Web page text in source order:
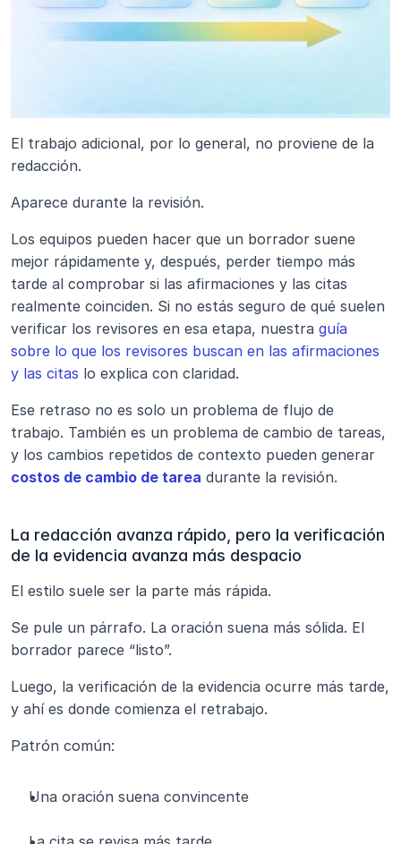
El trabajo adicional, por lo general, no proviene de la
redacción.
Aparece durante la revisión.
Los equipos pueden hacer que un borrador suene
mejor rápidamente y, después, perder tiempo más
tarde al comprobar si las afirmaciones y las citas
realmente coinciden. Si no estás seguro de qué suelen
verificar los revisores en esa etapa, nuestra guía
sobre lo que los revisores buscan en las afirmaciones
y las citas lo explica con claridad.
Ese retraso no es solo un problema de flujo de
trabajo. También es un problema de cambio de tareas,
costos de cambio de tarea durante la revisión.
La redacción avanza rápido, pero la verificación
de la evidencia avanza más despacio
El estilo suele ser la parte más rápida.
Se pule un párrafo. La oración suena más sólida. El
borrador parece “listo”.
Luego, la verificación de la evidencia ocurre más tarde,
y ahí es donde comienza el retrabajo.
Patrón común:
Una oración suena convincente